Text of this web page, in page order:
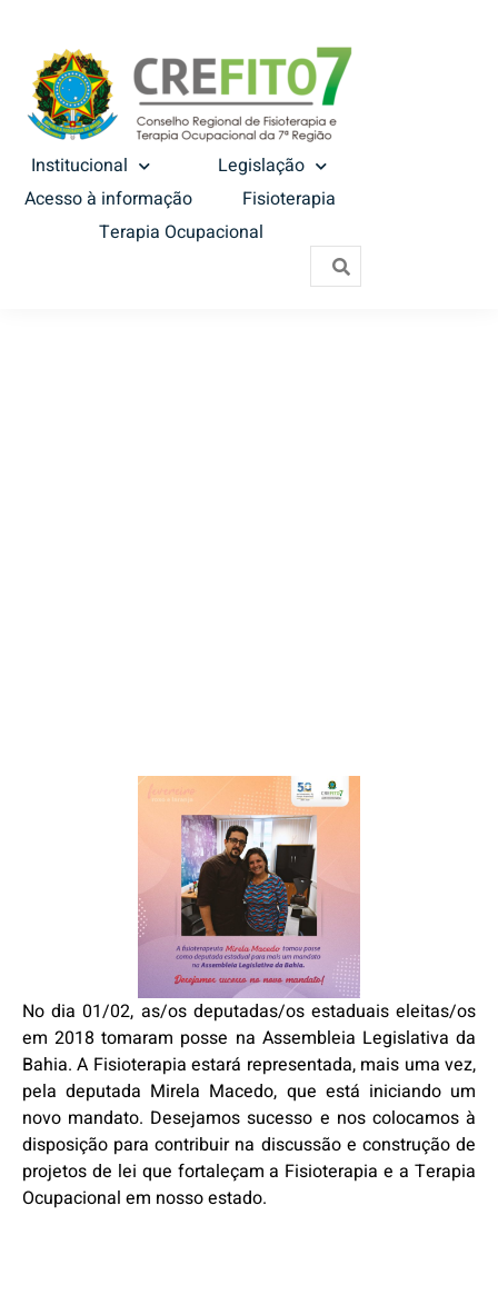
Institucional
Legislação
Acesso à informação
Fisioterapia
Terapia Ocupacional
No dia 01/02, as/os deputadas/os estaduais eleitas/os
em 2018 tomaram posse na Assembleia Legislativa da
Bahia. A Fisioterapia estará representada, mais uma vez,
pela deputada Mirela Macedo, que está iniciando um
novo mandato. Desejamos sucesso e nos colocamos à
disposição para contribuir na discussão e construção de
projetos de lei que fortaleçam a Fisioterapia e a Terapia
Ocupacional em nosso estado.